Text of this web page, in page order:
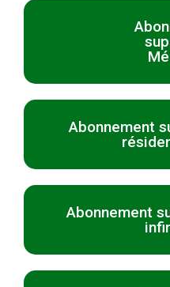
Abonnement
Abonnement